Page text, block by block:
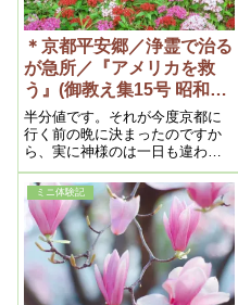
＊京都平安郷／浄霊で治る
が急所／『アメリカを救
う』(御教え集15号 昭和27
年10月25日)
半分値です。それが今度京都に
行く前の晩に決まったのですか
ら、実に神様のは一日も違わな
いわけです。
ミニ体験記